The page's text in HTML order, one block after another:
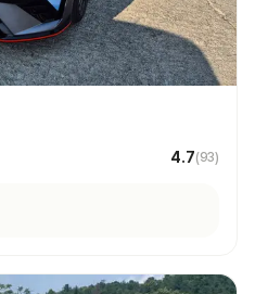
4.7(93)